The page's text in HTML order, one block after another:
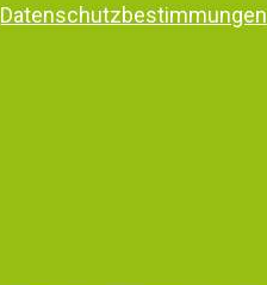
Datenschutzbestimmungen